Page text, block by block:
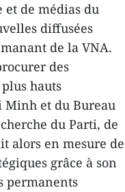
et de médias du
diffusées
de la VNA.
des
hauts
Minh et du Bureau
du Parti, de
alors en mesure de
grâce à son
permanents